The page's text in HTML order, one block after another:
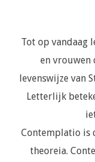
Tot op vandaag
en vrouwen
levenswijze van
Letterlijk
Contemplatio is
theoreia.